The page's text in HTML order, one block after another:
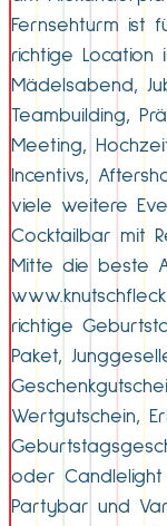
Fernsehturm ist
richtige Location
Mädelsabend,
Teambuilding,
Meeting,
Incentivs,
viele weitere
Cocktailbar mit
Mitte die beste
richtige
Paket,
Wertgutschein,
oder Candlelight
Partybar und